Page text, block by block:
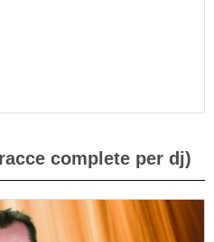
complete per dj)